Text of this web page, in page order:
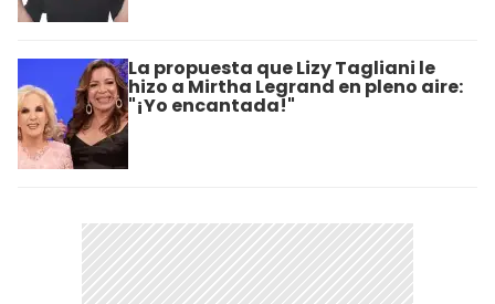
La propuesta que Lizy Tagliani le
hizo a Mirtha Legrand en pleno aire:
"¡Yo encantada!"